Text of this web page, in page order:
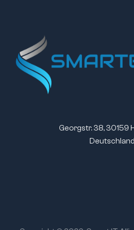
Georgstr. 38, 30159
Deutschland